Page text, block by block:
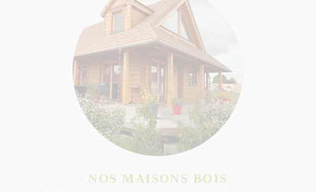
NOS MAISONS BOIS